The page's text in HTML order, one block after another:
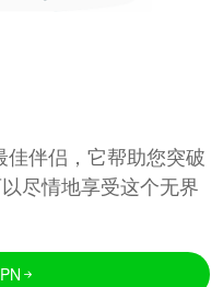
伴侣，它帮助您突破
尽情地享受这个无界